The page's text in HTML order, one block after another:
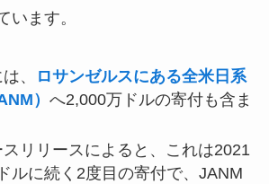
います。
、
ロサンゼルスにある全米日系
） へ2,000万ドルの寄付も含ま
スリリースによると、これは2021
ルに続く2度目の寄付で、JANM